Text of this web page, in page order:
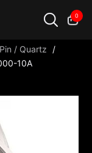
0
/ Quartz
/
10A